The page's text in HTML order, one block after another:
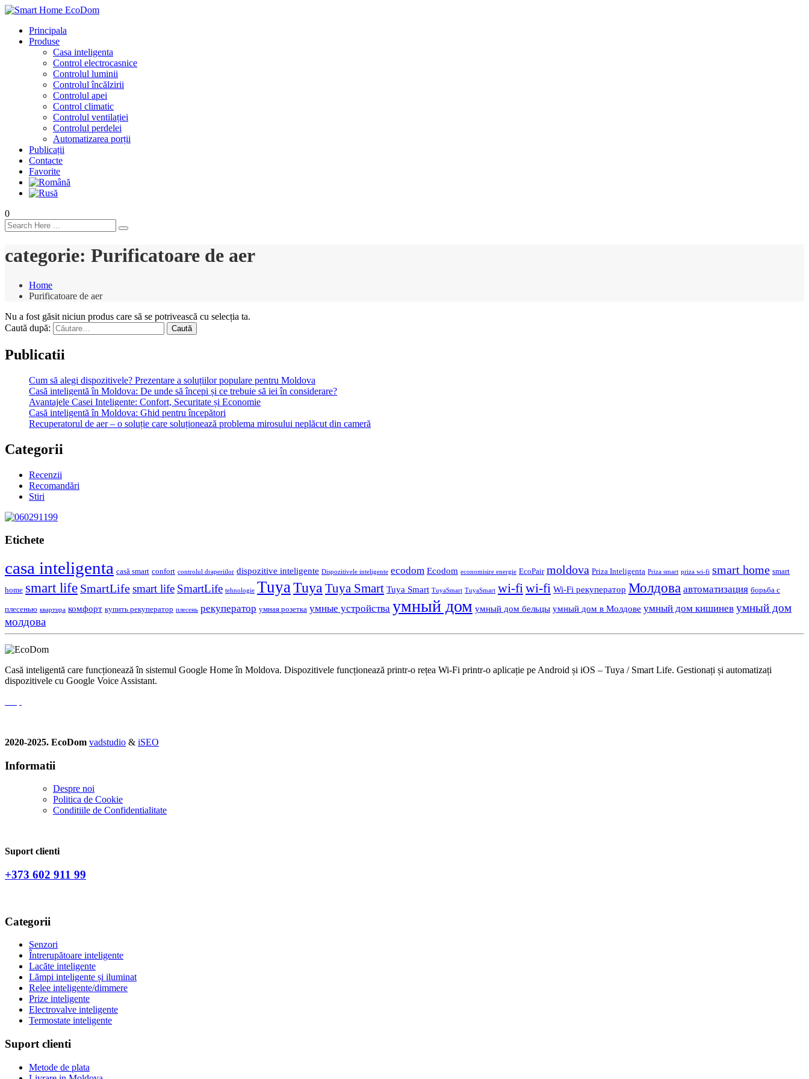
Principala
Produse
Casa inteligenta
Control electrocasnice
Controlul luminii
Controlul încălzirii
Controlul apei
Control climatic
Controlul ventilației
Сontrolul perdelei
Automatizarea porții
Publicații
Contacte
Favorite
0
categorie: Purificatoare de aer
Home
Purificatoare de aer
Nu a fost găsit niciun produs care să se potrivească cu selecția ta.
Caută după:
Publicatii
Cum să alegi dispozitivele? Prezentare a soluțiilor populare pentru Moldova
Casă inteligentă în Moldova: De unde să începi și ce trebuie să iei în considerare?
Avantajele Casei Inteligente: Confort, Securitate și Economie
Casă inteligentă în Moldova: Ghid pentru începători
Recuperatorul de aer – o soluție care soluționează problema mirosului neplăcut din cameră
Categorii
Recenzii
Recomandări
Stiri
Etichete
casa inteligenta casă smart confort controlul draperiilor dispozitive inteligente Dispozitivele inteligente ecodom Ecodom economisire energie EcoPair moldova Priza Inteligenta Priza smart priza wi-fi smart home smart
home smart life SmartLife smart life SmartLife tehnologie Tuya Tuya Tuya Smart Tuya Smart TuyaSmart TuyaSmart wi-fiwi-fi Wi-Fi рекуператор Молдова автоматизация борьба с
плесенью квартира комфорт купить рекуператор плесень рекуператор умная розетка умные устройства умный дом умный дом бельцы умный дом в Молдове умный дом кишинев умный дом
молдова
Casă inteligentă care funcționează în sistemul Google Home în Moldova. Dispozitivele funcționează printr-o rețea Wi-Fi printr-o aplicație pe Android și iOS – Tuya / Smart Life. Gestionați și automatizați
dispozitivele cu Google Voice Assistant.
2020-2025. EcoDom vadstudio & iSEO
Informatii
Despre noi
Politica de Сookie
Conditiile de Confidentialitate
Suport clienti
+373 602 911 99
Categorii
Senzori
Întrerupătoare inteligente
Lacăte inteligente
Lămpi inteligente și iluminat
Relee inteligente/dimmere
Prize inteligente
Electrovalve inteligente
Termostate inteligente
Suport clienti
Metode de plata